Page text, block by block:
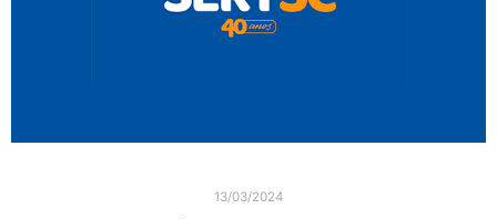
13/03/2024